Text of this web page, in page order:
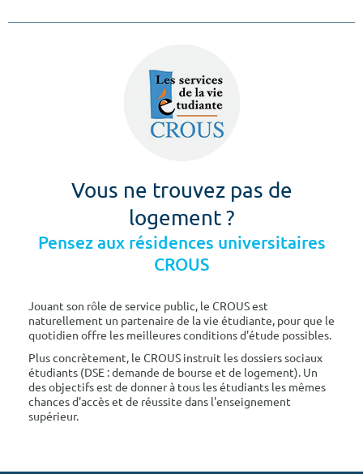
Vous ne trouvez pas de
logement ?
Pensez aux résidences universitaires
CROUS
Jouant son rôle de service public, le CROUS est
naturellement un partenaire de la vie étudiante, pour que le
quotidien offre les meilleures conditions d'étude possibles.
Plus concrètement, le CROUS instruit les dossiers sociaux
étudiants (DSE : demande de bourse et de logement). Un
des objectifs est de donner à tous les étudiants les mêmes
chances d'accès et de réussite dans l'enseignement
supérieur.